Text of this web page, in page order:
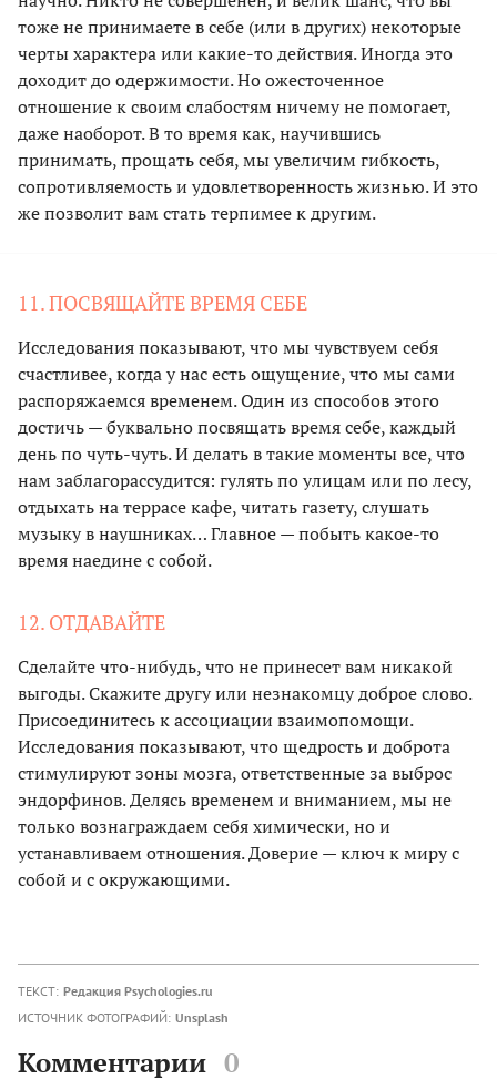
тоже не принимаете в себе (или в других) некоторые
черты характера или какие-то действия. Иногда это
доходит до одержимости. Но ожесточенное
отношение к своим слабостям ничему не помогает,
даже наоборот. В то время как, научившись
принимать, прощать себя, мы увеличим гибкость,
сопротивляемость и удовлетворенность жизнью. И это
же позволит вам стать терпимее к другим.
11. ПОСВЯЩАЙТЕ ВРЕМЯ СЕБЕ
Исследования показывают, что мы чувствуем себя
счастливее, когда у нас есть ощущение, что мы сами
распоряжаемся временем. Один из способов этого
достичь — буквально посвящать время себе, каждый
день по чуть-чуть. И делать в такие моменты все, что
нам заблагорассудится: гулять по улицам или по лесу,
отдыхать на террасе кафе, читать газету, слушать
музыку в наушниках… Главное — побыть какое-то
время наедине с собой.
12. ОТДАВАЙТЕ
Сделайте что-нибудь, что не принесет вам никакой
выгоды. Скажите другу или незнакомцу доброе слово.
Присоединитесь к ассоциации взаимопомощи.
Исследования показывают, что щедрость и доброта
стимулируют зоны мозга, ответственные за выброс
эндорфинов. Делясь временем и вниманием, мы не
только вознаграждаем себя химически, но и
устанавливаем отношения. Доверие — ключ к миру с
собой и с окружающими.
ТЕКСТ: Редакция Psychologies.ru
ИСТОЧНИК ФОТОГРАФИЙ: Unsplash
Комментарии 0